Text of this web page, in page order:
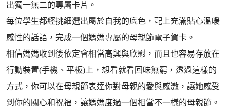
出獨一無二的專屬卡片。
每位學生都經挑細選出屬於自我的底色，配上充滿貼心溫暖
感性的話語，完成一個媽媽專屬的母親節電子賀卡。
相信媽媽收到後依定會相當高興與欣慰，而且也容易存放在
行動裝置(手機、平板)上，想看就看回味無窮，透過這樣的
方式，你可以在母親節表達你對母親的愛與感激，讓她感受
到你的關心和祝福，讓媽媽度過一個相當不一樣的母親節。